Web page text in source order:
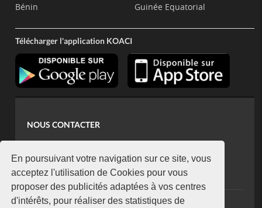
En poursuivant votre navigation sur ce site, vous
acceptez l'utilisation de Cookies pour vous
proposer des publicités adaptées à vos centres
d'intérêts, pour réaliser des statistiques de
Bénin
Guinée Equatorial
Télécharger l'application KOACI
NOUS CONTACTER
koaci@yahoo.fr
+225 07 08 85 52 93